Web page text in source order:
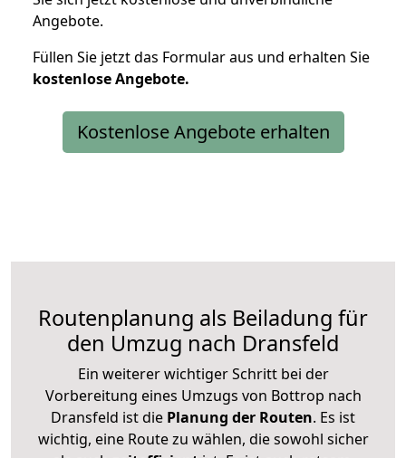
Angebote.
Füllen Sie jetzt das Formular aus und erhalten Sie
kostenloseAngebote.
Kostenlose Angebote erhalten
Routenplanung als Beiladung für
den Umzug nach Dransfeld
Ein weiterer wichtiger Schritt bei der
Vorbereitung eines Umzugs von Bottrop nach
Dransfeld ist die Planung der Routen. Es ist
wichtig, eine Route zu wählen, die sowohl sicher